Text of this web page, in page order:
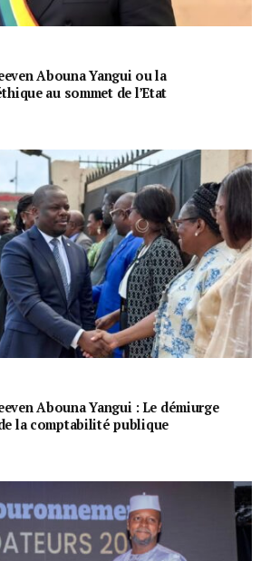
Abouna Yangui ou la
au sommet de l’Etat
Abouna Yangui : Le démiurge
la comptabilité publique